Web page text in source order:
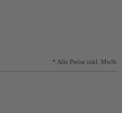
* Alle Preise inkl. MwSt.